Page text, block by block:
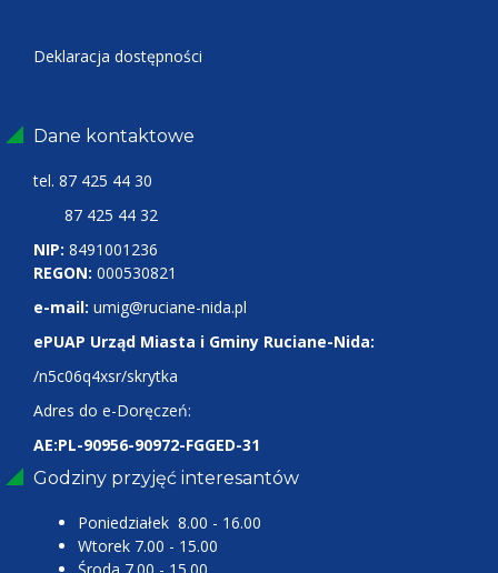
Deklaracja dostępności
Dane kontaktowe
tel. 87 425 44 30
87 425 44 32
NIP: 8491001236
REGON: 000530821
e-mail: umig@ruciane-nida.pl
ePUAP Urząd Miasta i Gminy Ruciane-Nida:
/n5c06q4xsr/skrytka
Adres do e-Doręczeń:
AE:PL-90956-90972-FGGED-31
Godziny przyjęć interesantów
Poniedziałek 8.00 - 16.00
Wtorek 7.00 - 15.00